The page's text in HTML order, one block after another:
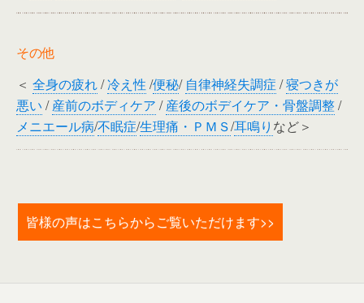
その他
＜ 全身の疲れ/冷え性 /便秘/ 自律神経失調症 /寝つきが
悪い /産前のボディケア /産後のボデイケア・骨盤調整/
メニエール病/不眠症/生理痛・ＰＭＳ/耳鳴り など＞
皆様の声はこちらからご覧いただけます>>